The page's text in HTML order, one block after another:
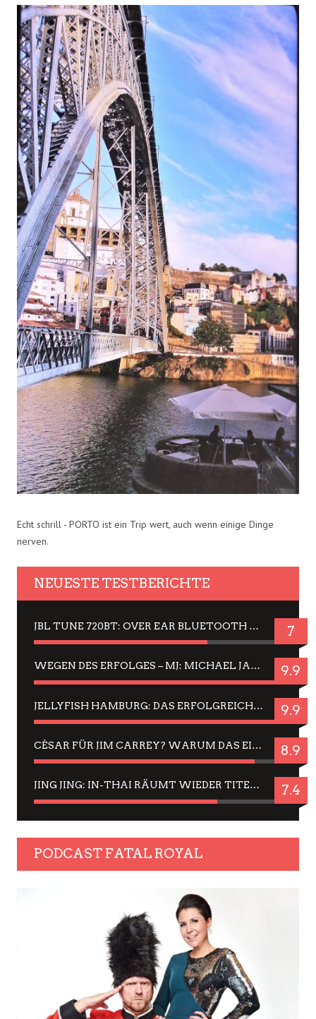
Echt schrill - PORTO ist ein Trip wert, auch wenn einige Dinge
nerven.
NEUESTE TESTBERICHTE
JBL TUNE 720BT: OVER EAR BLUETOOTH KOPFHÖRER UM DIE 50,-€ IM DAUER-TEST 7
WEGEN DES ERFOLGES – MJ: MICHAEL JACKSON MUSICAL IN EINER MATINEE SEHEN 9.9
JELLYFISH HAMBURG: DAS ERFOLGREICHE SOMMER-MENÜ 2025 IN GEFÜHLEN UND BILDERN 9.9
CÉSAR FÜR JIM CARREY? WARUM DAS EINER DER NERVIGSTEN ACTORS IST UND BLEIBT 8.9
JING JING: IN-THAI RÄUMT WIEDER TITEL AB – EIN ZWEI-STUNDEN-ERLEBNISBERICHT 7.4
PODCAST FATAL ROYAL